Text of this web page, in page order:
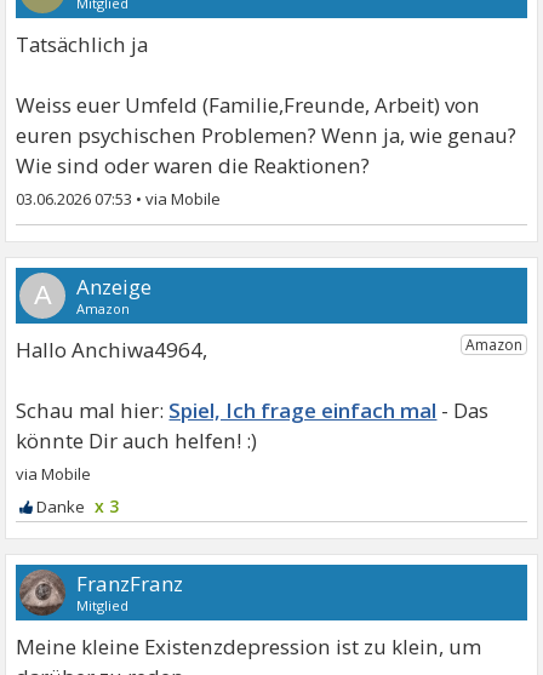
Tatsächlich ja
Weiss euer Umfeld (Familie,Freunde, Arbeit) von
euren psychischen Problemen? Wenn ja, wie genau?
Wie sind oder waren die Reaktionen?
03.06.2026 07:53 •
A
Hallo Anchiwa4964,
Spiel, Ich frage einfach mal
x 3
FranzFranz
Mitglied
Meine kleine Existenzdepression ist zu klein, um